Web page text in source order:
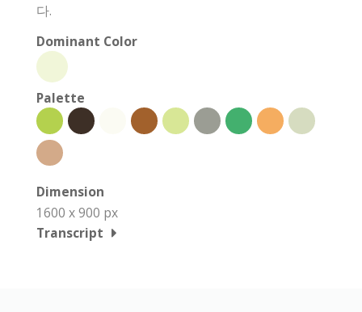
다.
Dominant Color
Palette
Dimension
1600 x 900 px
Transcript